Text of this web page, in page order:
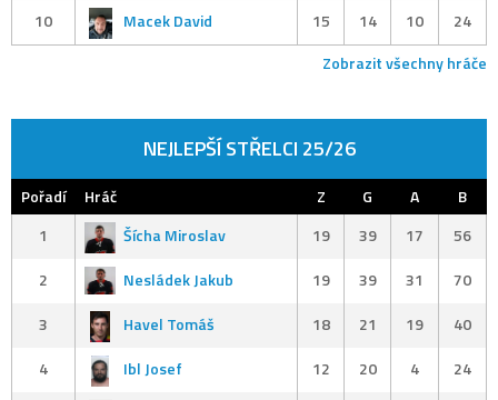
10
Macek David 15 14 10
24
Zobrazit všechny hráče
NEJLEPŠÍ STŘELCI 25/26
Pořadí Hráč Z G A
B
1
Šícha Miroslav 19 39 17
56
2
Nesládek Jakub 19 39 31
70
3
Havel Tomáš 18 21 19
40
4
Ibl Josef 12 20 4
24